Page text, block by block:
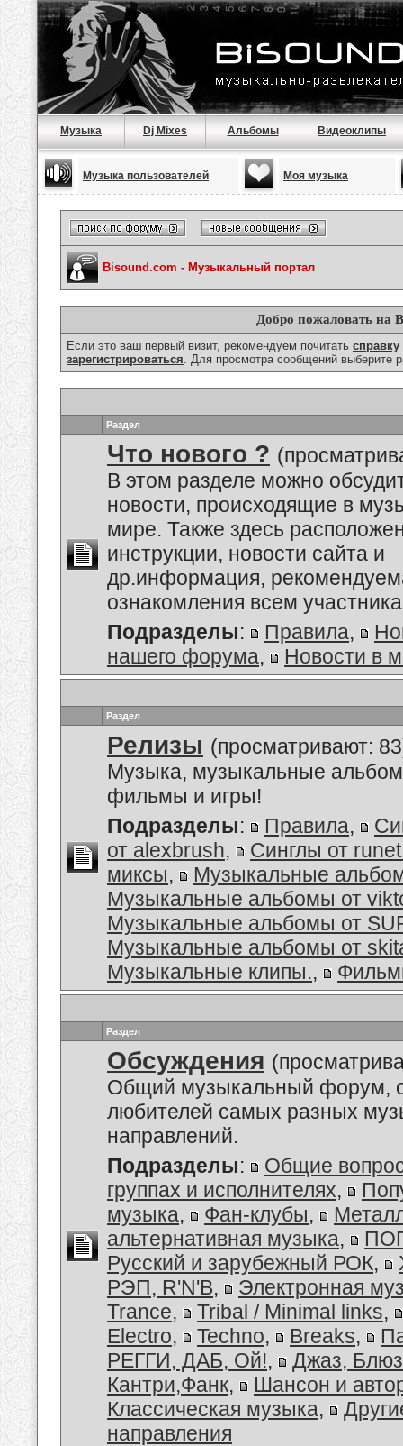
Музыка Dj Mixes Альбомы Видеоклипы
Музыка пользователей Моя музыка
Bisound.com - Музыкальный портал
Добро пожаловать на
Если это ваш первый визит, рекомендуем почитать справку
зарегистрироваться. Для просмотра сообщений выберите
Раздел
Что нового ?
В этом разделе можно
новости, происходящие в
мире. Также здесь
инструкции, новости сайта и
др.информация,
ознакомления всем
Подразделы: Правила,
нашего форума, Новости в
Раздел
Релизы (просматривают:
Музыка, музыкальные
фильмы и игры!
Подразделы: Правила,
от alexbrush,
Синглы от
миксы,
Музыкальные
Музыкальные альбомы от
Музыкальные альбомы от
Музыкальные альбомы от
Музыкальные клипы.,
Раздел
Обсуждения
Общий музыкальный форум,
любителей самых разных
направлений.
Подразделы:
Общие
группах и исполнителях,
музыка, Фан-клубы,
альтернативная музыка,
Русский и зарубежный РОК,
РЭП, R'N'B,
Электронная
Trance, Tribal / Minimal links,
Electro, Techno, Breaks,
РЕГГИ, ДАБ, Ой!,
Джаз,
Кантри,Фанк,
Шансон и
Классическая музыка,
направления